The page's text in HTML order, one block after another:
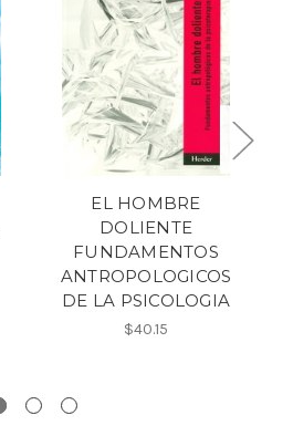
EL HOMBRE
DOLIENTE
FUNDAMENTOS
ANTROPOLOGICOS
DE LA PSICOLOGIA
$40.15